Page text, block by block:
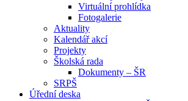
Virtuální prohlídka
Fotogalerie
Aktuality
Kalendář akcí
Projekty
Školská rada
Dokumenty – ŠR
SRPŠ
Úřední deska